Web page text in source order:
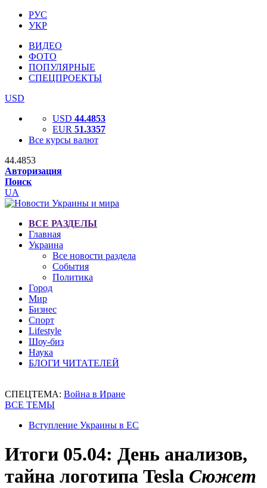
РУС
УКР
ВИДЕО
ФОТО
ПОПУЛЯРНЫЕ
СПЕЦПРОЕКТЫ
USD
USD 44.4853
EUR 51.3357
Все курсы валют
44.4853
Авторизация
Поиск
UA
ВСЕ РАЗДЕЛЫ
Главная
Украина
Все новости раздела
События
Политика
Город
Мир
Бизнес
Спорт
Lifestyle
Шоу-биз
Наука
БЛОГИ ЧИТАТЕЛЕЙ
СПЕЦТЕМА: Война в Иране
ВСЕ ТЕМЫ
Вступление Украины в ЕС
Итоги 05.04: День анализов,
тайна логотипа Tesla Сюжет